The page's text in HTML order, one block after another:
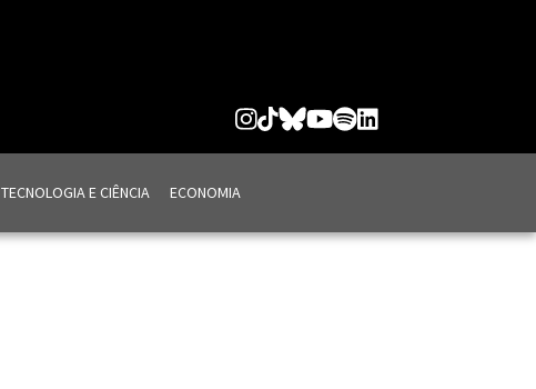
TECNOLOGIA E CIÊNCIA ECONOMIA